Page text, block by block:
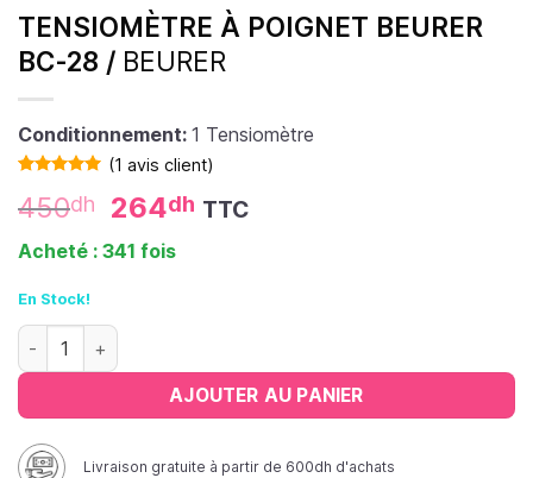
TENSIOMÈTRE À POIGNET BEURER
BC-28 / BEURER
Conditionnement: 1 Tensiomètre
sur 5 basé
surnotation
(1 avis client)
450dh 264dh TTC
Acheté : 341 fois
En Stock!
quantité de Tensiomètre à poignet Beurer BC-28
AJOUTER AU PANIER
Livraison gratuite à partir de 600dh d'achats